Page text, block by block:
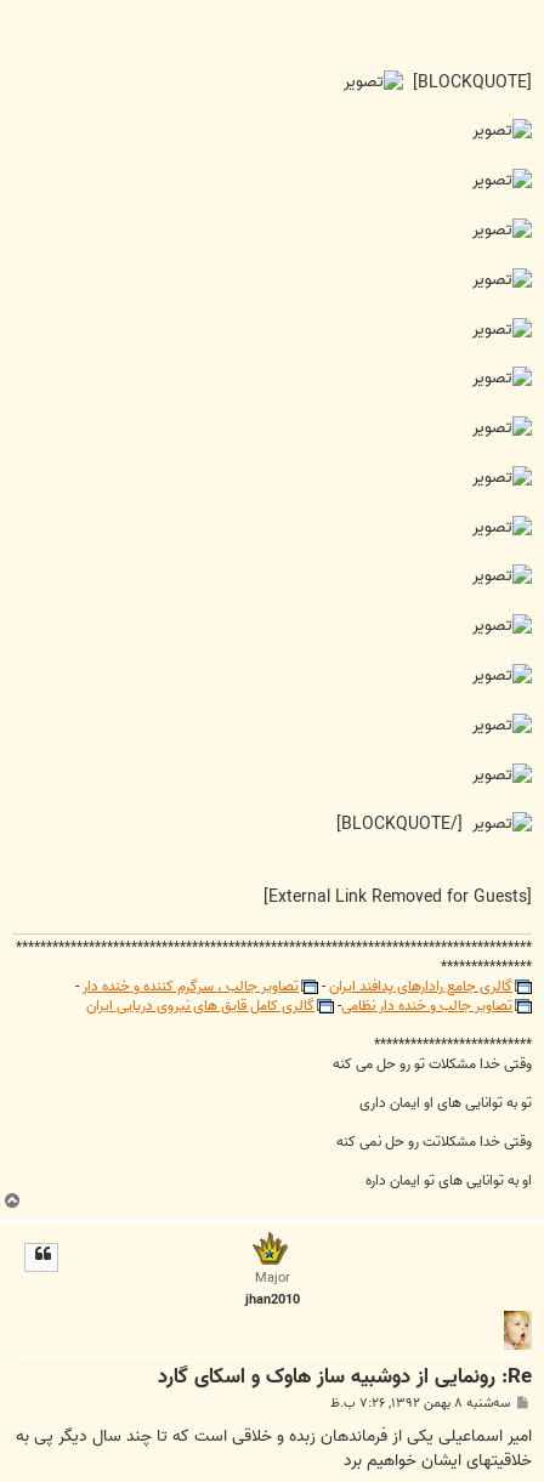
[BLOCKQUOTE]
[/BLOCKQUOTE]
[External Link Removed for Guests]
*************************************************************************************
***************
گالری جامع رادارهای پدافند ایران- تصاویر جالب ، سرگرم کننده و خنده دار -
تصاویر جالب و خنده دار نظامی-
گالری کامل قایق های نیروی دریایی ایران
**************************
وقتی خدا مشکلات تو رو حل می کنه
تو به توانایی های او ایمان داری
وقتی خدا مشکلاتت رو حل نمی کنه
او به توانایی های تو ایمان داره
Major
jhan2010
Re: رونمایی از دوشبیه ساز هاوک و اسکای گارد
ت
سه‌شنبه ۸ بهمن ۱۳۹۲, ۷:۲۶ ب.ظ
امیر اسماعیلی یکی از فرماندهان زبده و خلاقی است که تا چند سال دیگر پی به
خلاقیتهای ایشان خواهیم برد